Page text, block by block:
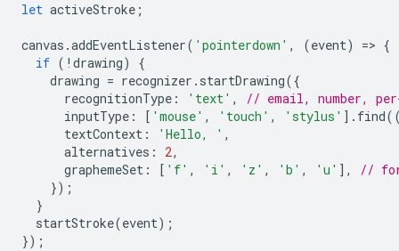
let activeStroke ;
canvas .addEventListener( 'pointerdown' , (event) => {
if ( ! drawing)
{
drawing = recognizer . startDrawing({
recognitionType : 'text' ,
// email, number,
inputType : [ 'mouse' , 'touch' , 'stylus' ]. find
textContext : 'Hello, ' ,
alternatives : 2,
graphemeSet : [ 'f' , 'i' , 'z' , 'b' , 'u' ],
//
});
}
startStroke(event);
});